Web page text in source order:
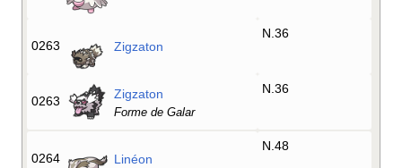
0263 Zigzaton
N.36
0263 Zigzaton
Forme de Galar
N.36
0264 Linéon
N.48